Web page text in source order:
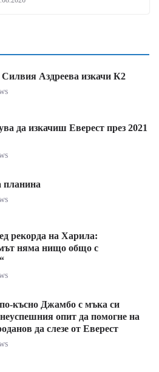
Аздреева изкачи К2
да изкачиш Еверест през 2021
планина
рекорда на Харила:
няма нищо общо с
късно Джамбо с мъка си
опит да помогне на
да слезе от Еверест